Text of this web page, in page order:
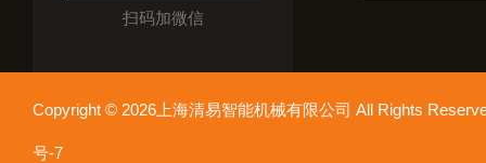
扫码加微信
Copyright © 2026上海清易智能机械有限公司 All Rights
号-7